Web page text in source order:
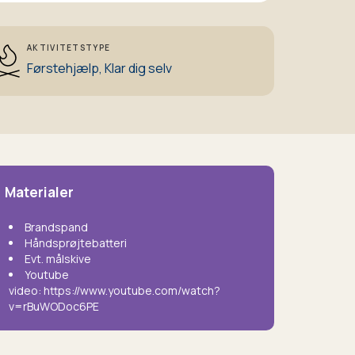
AKTIVITETSTYPE
Førstehjælp, Klar dig selv
Materialer
Brandspand
Håndsprøjtebatteri
Evt. målskive
Youtube
video: https://www.youtube.com/watch?
v=rBuWODoc6PE